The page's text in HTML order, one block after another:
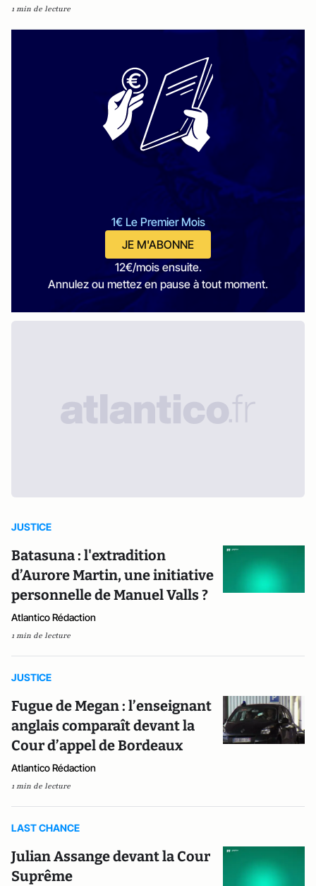
1 min de lecture
1€ Le Premier Mois
JE M'ABONNE
12€/mois ensuite.
Annulez ou mettez en pause à tout moment.
JUSTICE
Batasuna : l'extradition
d’Aurore Martin, une initiative
personnelle de Manuel Valls ?
Atlantico Rédaction
1 min de lecture
JUSTICE
Fugue de Megan : l’enseignant
anglais comparaît devant la
Cour d’appel de Bordeaux
Atlantico Rédaction
1 min de lecture
LAST CHANCE
Julian Assange devant la Cour
Suprême